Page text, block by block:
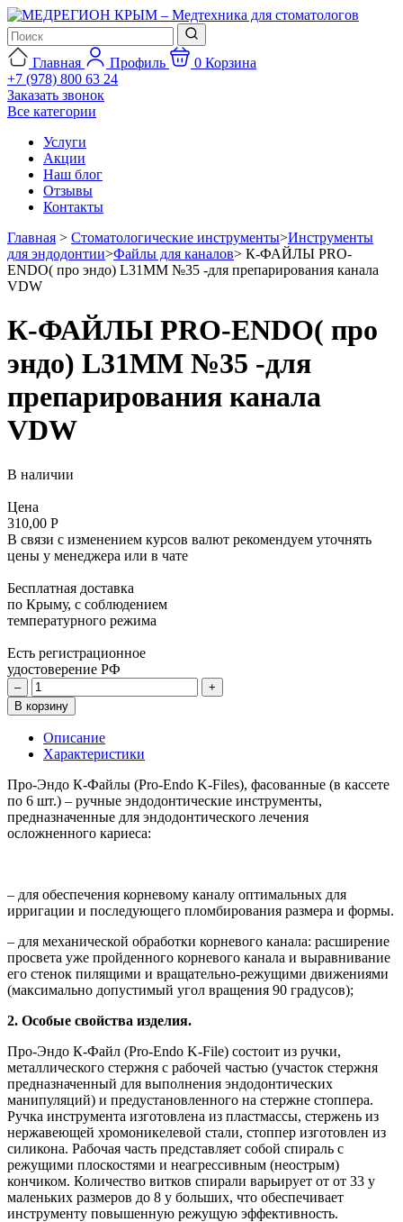
Главная Профиль 0 Корзина
+7 (978) 800 63 24
Заказать звонок
Все категории
Услуги
Акции
Наш блог
Отзывы
Контакты
Главная > Стоматологические инструменты>Инструменты
для эндодонтии>Файлы для каналов> К-ФАЙЛЫ PRO-
ENDO( про эндо) L31ММ №35 -для препарирования канала
VDW
К-ФАЙЛЫ PRO-ENDO( про
эндо) L31ММ №35 -для
препарирования канала
VDW
В наличии
Цена
310,00 Р
В связи с изменением курсов валют рекомендуем уточнять
цены у менеджера или в чате
Бесплатная доставка
по Крыму, с соблюдением
температурного режима
Есть регистрационное
удостоверение РФ
–
+
В корзину
Описание
Характеристики
Про-Эндо К-Файлы (Pro-Endo K-Files), фасованные (в кассете
по 6 шт.) – ручные эндодонтические инструменты,
предназначенные для эндодонтического лечения
осложненного кариеса:
– для обеспечения корневому каналу оптимальных для
ирригации и последующего пломбирования размера и формы.
– для механической обработки корневого канала: расширение
просвета уже пройденного корневого канала и выравнивание
его стенок пилящими и вращательно-режущими движениями
(максимально допустимый угол вращения 90 градусов);
2. Особые свойства изделия.
Про-Эндо К-Файл (Pro-Endo K-File) состоит из ручки,
металлического стержня с рабочей частью (участок стержня
предназначенный для выполнения эндодонтических
манипуляций) и предустановленного на стержне стоппера.
Ручка инструмента изготовлена из пластмассы, стержень из
нержавеющей хромоникелевой стали, стоппер изготовлен из
силикона. Рабочая часть представляет собой спираль с
режущими плоскостями и неагрессивным (неострым)
кончиком. Количество витков спирали варьирует от от 33 у
маленьких размеров до 8 у больших, что обеспечивает
инструменту повышенную режущую эффективность.